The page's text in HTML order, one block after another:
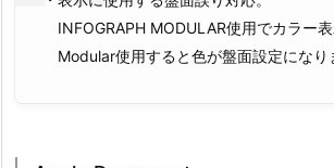
INFOGRAPH MODULAR使用でカラー表
Modular使用すると色が盤面設定になり